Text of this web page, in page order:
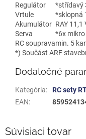
Regulátor *střídavý
Vrtule
*sklopná
Akumulátor RAY 11,1
Serva
*6x mikro
RC soupravamin. 5
*) Součást ARF
Dodatočné
Kategória:
RC sety
EAN:
Súvisiaci tovar